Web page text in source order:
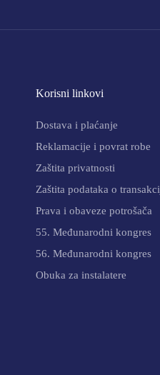
Korisni linkovi
Dostava i plaćanje
Reklamacije i povrat robe
Zaštita privatnosti
Zaštita podataka o
Prava i obaveze potrošača
55. Međunarodni kongres
56. Međunarodni kongres
Obuka za instalatere